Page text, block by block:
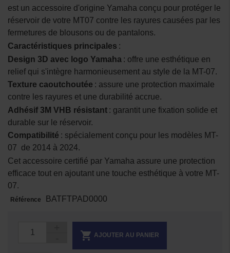
est un accessoire d'origine Yamaha conçu pour protéger le
réservoir de votre MT07 contre les rayures causées par les
fermetures de blousons ou de pantalons.
Caractéristiques principales :
Design 3D avec logo Yamaha : offre une esthétique en
relief qui s'intègre harmonieusement au style de la MT-07.
Texture caoutchoutée : assure une protection maximale
contre les rayures et une durabilité accrue.
Adhésif 3M VHB résistant : garantit une fixation solide et
durable sur le réservoir.
Compatibilité : spécialement conçu pour les modèles MT-
07 de 2014 à 2024.
Cet accessoire certifié par Yamaha assure une protection
efficace tout en ajoutant une touche esthétique à votre MT-
07.
Référence BATFTPAD0000
 AJOUTER AU PANIER